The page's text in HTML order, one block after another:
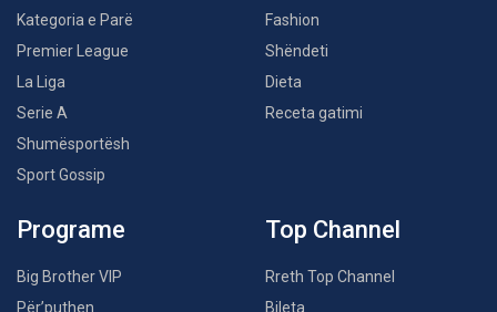
Kategoria e Parë
Premier League
La Liga
Serie A
Shumësportësh
Sport Gossip
Fashion
Shëndeti
Dieta
Receta gatimi
Programe
Big Brother VIP
Për’puthen
Top Channel
Rreth Top Channel
Bileta